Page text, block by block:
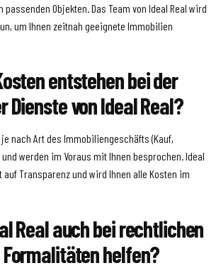
Objekten. Das Team von Ideal Real wird
um Ihnen zeitnah geeignete Immobilien
entstehen bei der
Dienste von Ideal Real?
nach Art des Immobiliengeschäfts (Kauf,
und werden im Voraus mit Ihnen besprochen. Ideal
auf Transparenz und wird Ihnen alle Kosten im
Real auch bei rechtlichen
Formalitäten helfen?